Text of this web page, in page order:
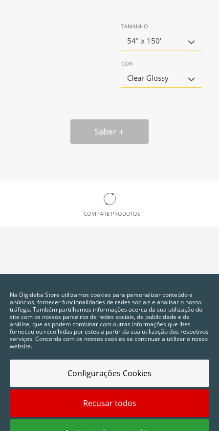
TAMANHO
54" x 150'
COR
Clear Glossy
Saber
COMPARE PRODUTOS
2025 © Digidelta Store - Think Green. Todos os direitos reservados.
Na Digidelta Store utilizamos cookies para personalizar conteúdo e
anúncios, fornecer funcionalidades de redes sociais e analisar o nosso
tráfego. Também partilhamos informações acerca da sua utilização do
site com os nossos parceiros de redes sociais, de publicidade e de
análise, que as podem combinar com outras informações que lhes
forneceu ou recolhidas por estes a partir da sua utilização dos respetivos
serviços. Concorda com os nossos cookies se continuar a utilizar o nosso
website.
Configurações Cookies
Recusar todos